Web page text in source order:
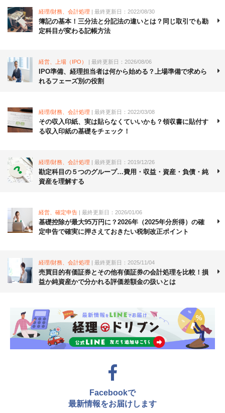
経理/財務、会計処理 | 最終更新日：2022/08/30
簿記の基本！三分法と分記法の違いとは？同じ取引でも勘
定科目が変わる記帳方法
経営、上場（IPO） | 最終更新日：2026/08/06
IPO準備、経理担当者は何から始める？上場準備で求めら
れるフェーズ別の役割
経理/財務、会計処理 | 最終更新日：2022/03/08
その収入印紙、実は貼らなくていいかも？領収書に貼付す
る収入印紙の基礎をチェック！
経理/財務、会計処理 | 最終更新日：2019/12/26
勘定科目の５つのグループ…費用・収益・資産・負債・純
資産を理解する
経営、確定申告 | 最終更新日：2026/01/06
基礎控除が最大95万円に？2026年（2025年分所得）の確
定申告で確実に押さえておきたい税制改正ポイント
経理/財務、会計処理 | 最終更新日：2025/11/04
売買目的有価証券とその他有価証券の会計処理を比較！損
益か純資産かで分かれる評価差額金の扱いとは
Facebookで
最新情報をお届けします